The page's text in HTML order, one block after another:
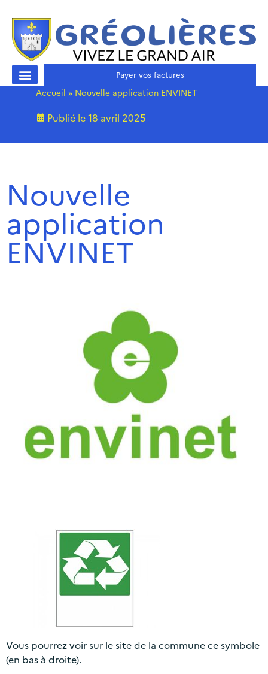
Payer vos factures
Accueil » Nouvelle application ENVINET
Publié le18 avril 2025
Nouvelle
application
ENVINET
Vous pourrez voir sur le site de la commune ce symbole
(en bas à droite).